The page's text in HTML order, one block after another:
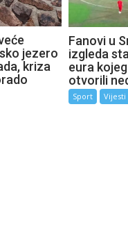
jezero
kriza
Fanovi u
izgleda
eura
otvorili
Sport Vijesti